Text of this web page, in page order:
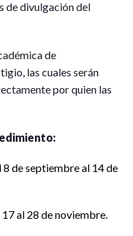
de divulgación del
de
las cuales serán
por quien las
de septiembre al 14 de
al 28 de noviembre.